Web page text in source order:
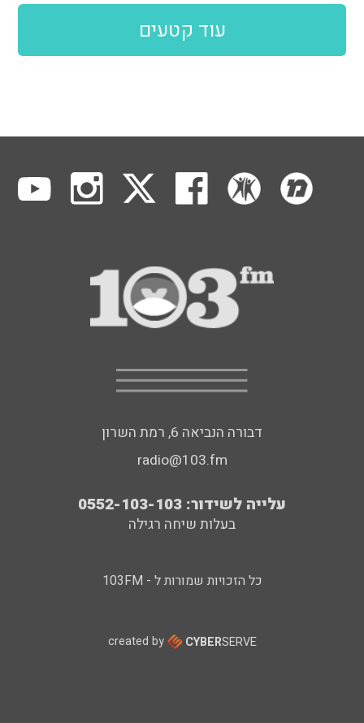
עוד קטעים
דבורה הנביאה 6, רמת השרון
radio@103.fm
עלייה לשידור: 0552-103-103
בעלות שיחה רגילה
כל הזכויות שמורות ל - 103FM
created by CYBERSERVE